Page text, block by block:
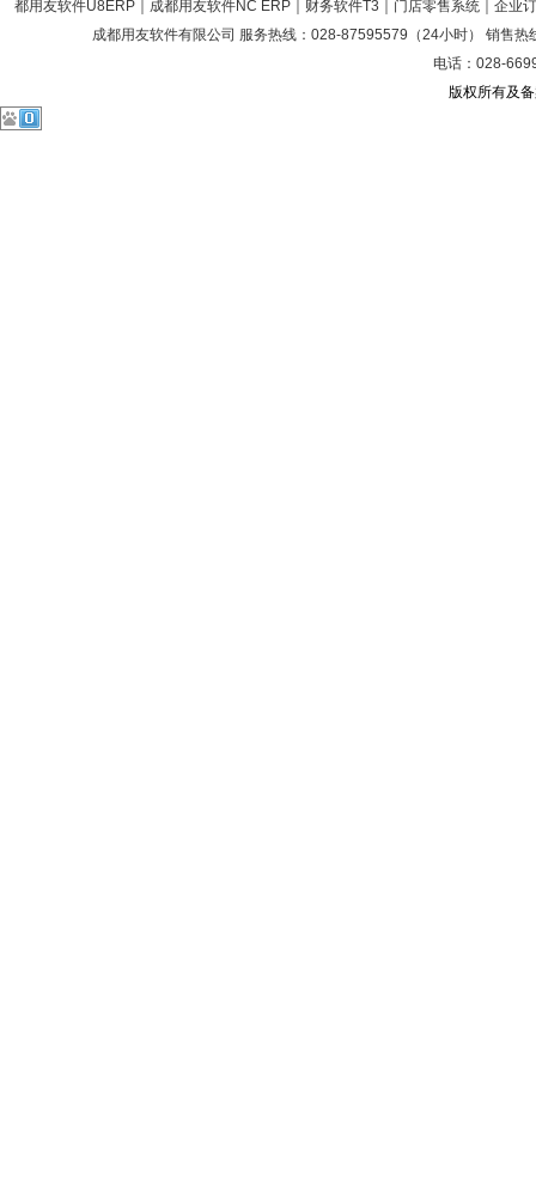
都用友软件U8ERP｜成都用友软件NC ERP｜财务软件T3｜门店零售系统｜企
成都用友软件有限公司 服务热线：028-87595579（24小时） 销售
电话：028-
版权所有及